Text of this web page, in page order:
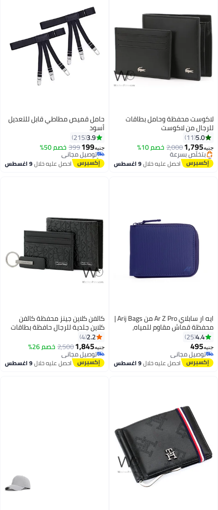
لاكوست محفظة وحامل بطاقات
للرجال من لاكوست
5.0
11
جنيه1,795
2,000خصم 10%
#30 في محافظ رجالية
توصيل مجاني
بتخلّص بسرعة
احصل عليه خلال9 اغسطس
حامل قميص مطاطي قابل للتعديل
أسود
3.9
215
جنيه199
399 خصم 50%توصيل مجاني
تم بيع +30 مؤخرًا
توصيل مجانياحصل عليه خلال9 اغسطس
4
ايه ار سابلاي Ar Z Pro من Arij Bags |
محفظة قماش مقاوم للمياه،
9 سم) (كحلي)
4.4
25
جنيه495
توصيل مجاني
توصيل مجانياحصل عليه خلال9 اغسطس
كالفن كلاين جينز محفظة كالفن
كلاين جلدية للرجال حافظة بطاقات
سوداء وسلسلة مفاتيح Ck
2.2
4
جنيه1,845
2,500خصم 26%
توصيل مجاني
توصيل مجانياحصل عليه خلال9 اغسطس